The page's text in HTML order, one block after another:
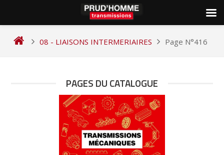
08 - LIAISONS INTERMERIAIRES Page N°416
PAGES DU CATALOGUE